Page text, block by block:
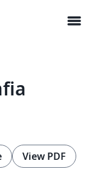
menu
View PDF